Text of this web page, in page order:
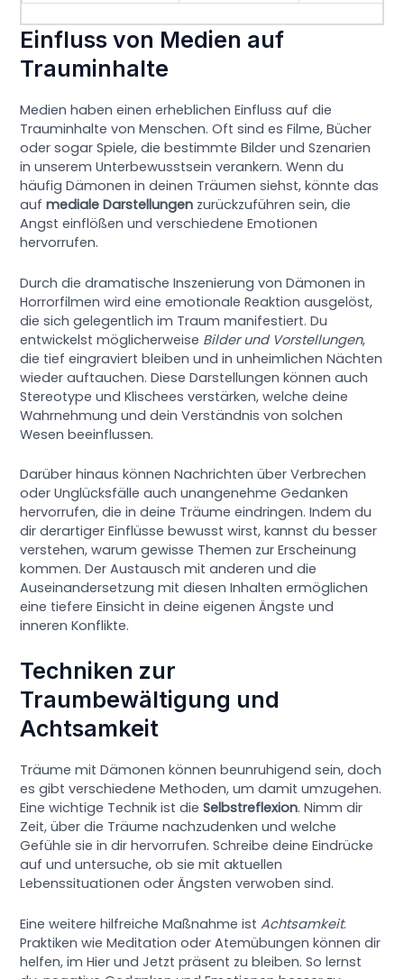
Einfluss von Medien auf
Trauminhalte
Medien haben einen erheblichen Einfluss auf die
Trauminhalte von Menschen. Oft sind es Filme, Bücher
oder sogar Spiele, die bestimmte Bilder und Szenarien
in unserem Unterbewusstsein verankern. Wenn du
häufig Dämonen in deinen Träumen siehst, könnte das
aufmediale Darstellungen zurückzuführen sein, die
Angst einflößen und verschiedene Emotionen
hervorrufen.
Durch die dramatische Inszenierung von Dämonen in
Horrorfilmen wird eine emotionale Reaktion ausgelöst,
die sich gelegentlich im Traum manifestiert. Du
entwickelst möglicherweise Bilder und Vorstellungen,
die tief eingraviert bleiben und in unheimlichen Nächten
wieder auftauchen. Diese Darstellungen können auch
Stereotype und Klischees verstärken, welche deine
Wahrnehmung und dein Verständnis von solchen
Wesen beeinflussen.
Darüber hinaus können Nachrichten über Verbrechen
oder Unglücksfälle auch unangenehme Gedanken
hervorrufen, die in deine Träume eindringen. Indem du
dir derartiger Einflüsse bewusst wirst, kannst du besser
verstehen, warum gewisse Themen zur Erscheinung
kommen. Der Austausch mit anderen und die
Auseinandersetzung mit diesen Inhalten ermöglichen
eine tiefere Einsicht in deine eigenen Ängste und
inneren Konflikte.
Techniken zur
Traumbewältigung und
Achtsamkeit
Träume mit Dämonen können beunruhigend sein, doch
es gibt verschiedene Methoden, um damit umzugehen.
Eine wichtige Technik ist dieSelbstreflexion. Nimm dir
Zeit, über die Träume nachzudenken und welche
Gefühle sie in dir hervorrufen. Schreibe deine Eindrücke
auf und untersuche, ob sie mit aktuellen
Lebenssituationen oder Ängsten verwoben sind.
Eine weitere hilfreiche Maßnahme istAchtsamkeit.
Praktiken wie Meditation oder Atemübungen können dir
helfen, im Hier und Jetzt präsent zu bleiben. So lernst